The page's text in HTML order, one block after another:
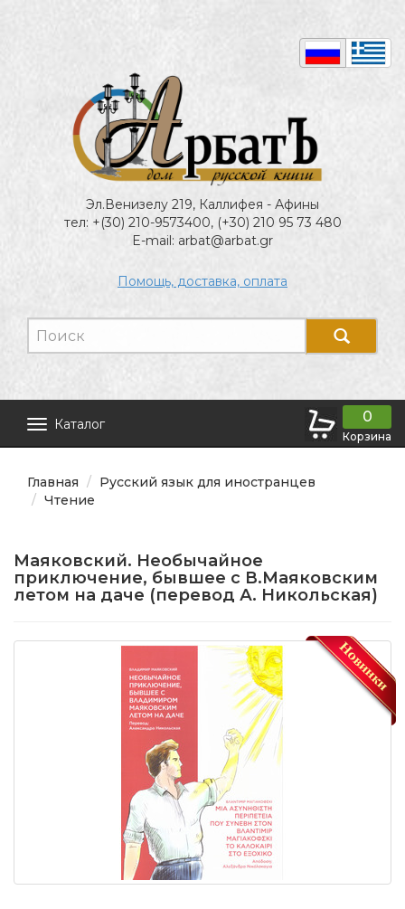
Эл.Венизелу 219, Каллифея - Афины
тел: +(30) 210-9573400, (+30) 210 95 73 480
E-mail: arbat@arbat.gr
Помощь, доставка, оплата
Каталог 0
Корзина
Главная
Русский язык для иностранцев
Чтение
Маяковский. Необычайное
приключение, бывшее с В.Маяковским
летом на даче (перевод А. Никольская)